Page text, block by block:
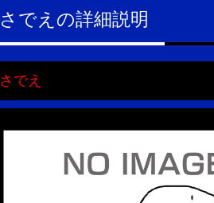
さでえの詳細説明
さでえ